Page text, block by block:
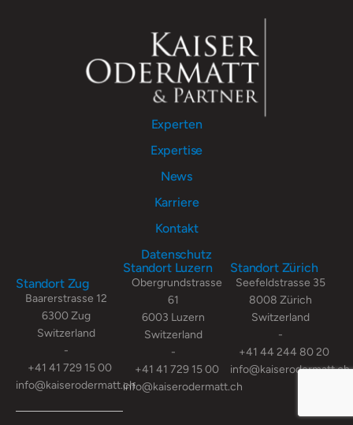
Experten
Expertise
News
Karriere
Kontakt
Datenschutz
Standort Zug
Baarerstrasse 12
6300 Zug
Switzerland
-
+41 41 729 15 00
info@kaiserodermatt.ch
Standort Luzern
Obergrundstrasse
61
6003 Luzern
Switzerland
-
+41 41 729 15 00
info@kaiserodermatt.ch
Standort Zürich
Seefeldstrasse 35
8008 Zürich
Switzerland
-
+41 44 244 80 20
info@kaiserodermatt.ch